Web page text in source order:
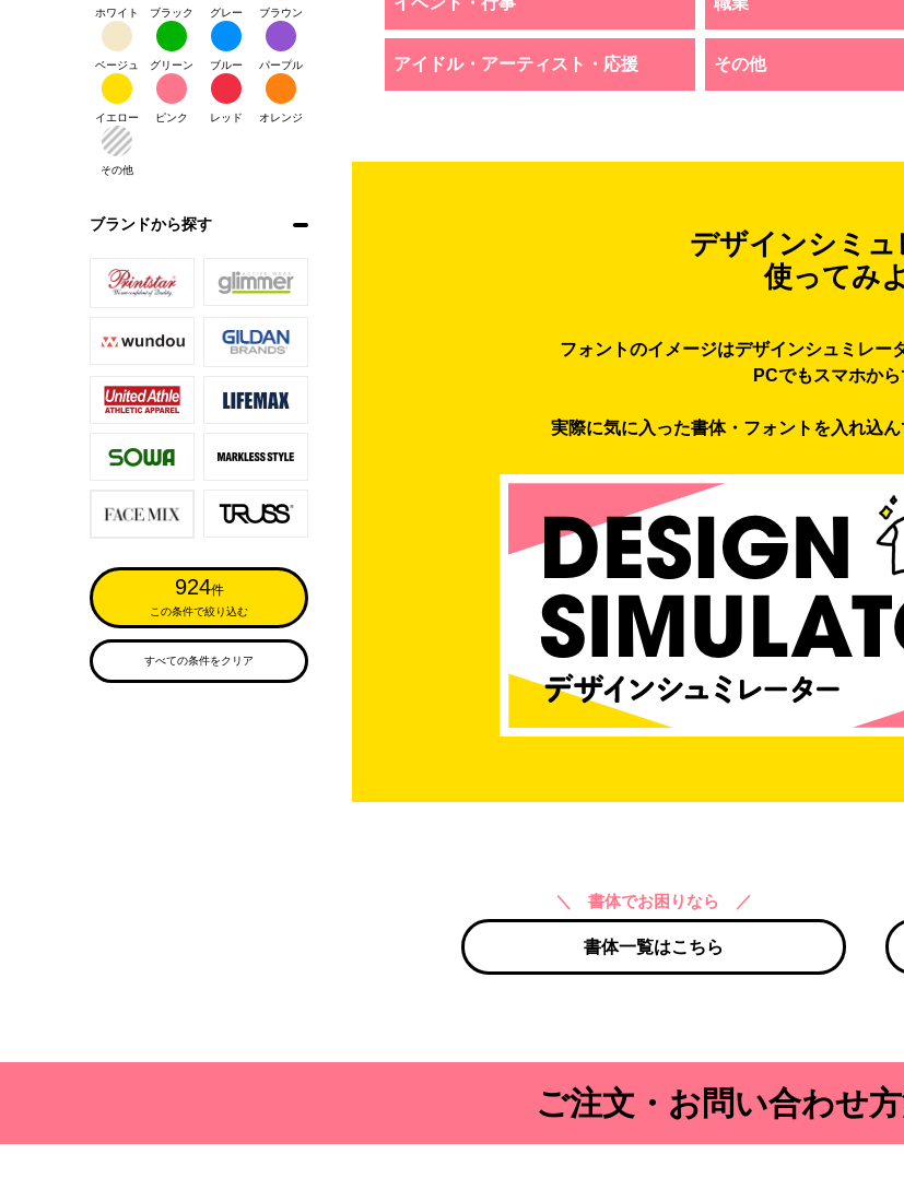
ホワイト ブラック グレー ブラウン
ベージュ グリーン ブルー パープル
イエロー ピンク レッド オレンジ
その他
ブランドから探す
924件
この条件で絞り込む
すべての条件をクリア
アイドル・アーティスト・応援 その他
デザインシミュ
使ってみ
フォントのイメージはデザインシュミレー
PCでもスマホから
実際に気に入った書体・フォントを入れ込
＼ 書体でお困りなら ／
書体一覧はこちら
ご注文・お問い合わせ